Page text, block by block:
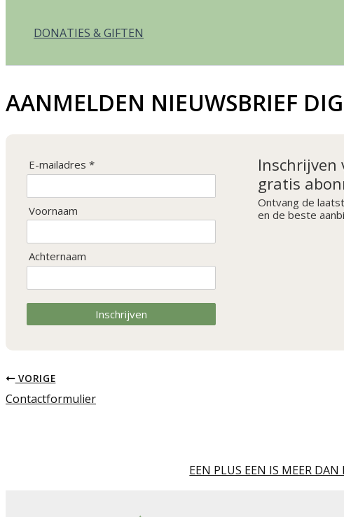
DONATIES & GIFTEN
AANMELDEN NIEUWSBRIEF
E-mailadres *
Voornaam
Achternaam
Inschrijven
Inschrijven
gratis
Ontvang de
en de beste
VORIGE
Contactformulier
EEN PLUS EEN IS MEER